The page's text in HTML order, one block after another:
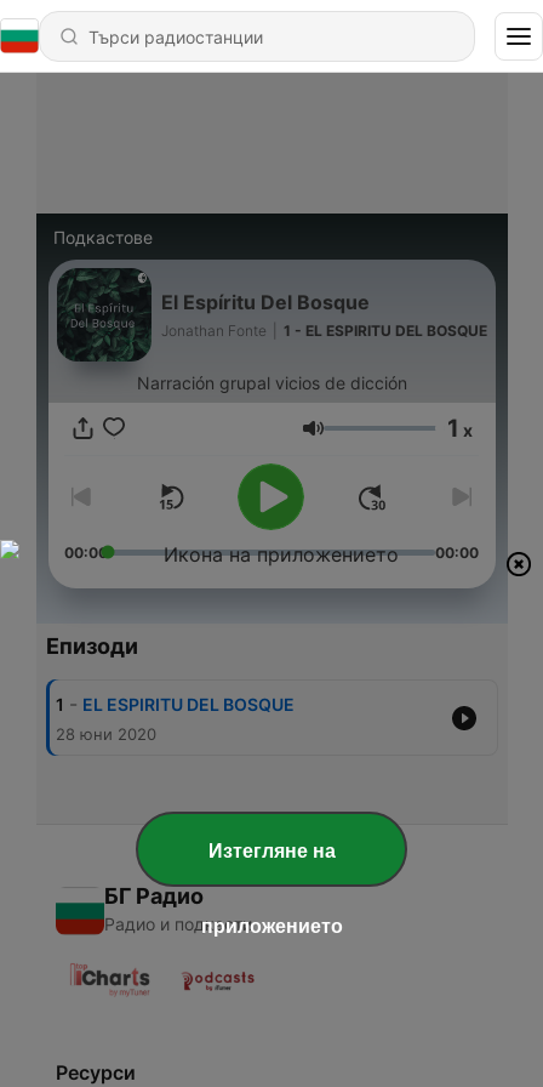
Подкастове
El Espíritu Del Bosque
Jonathan Fonte 1 - EL ESPIRITU DEL BOSQUE
Narración grupal vicios de dicción
Сила на звука
1 x
00:00 00:00
Епизоди
1 - EL ESPIRITU DEL BOSQUE
28 юни 2020
БГ Радио
Радио и подкасти
Ресурси
Изтегляне на
приложението